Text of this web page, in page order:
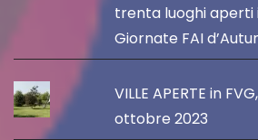
trenta luoghi aperti
Giornate FAI
VILLE APERTE in
ottobre 2023